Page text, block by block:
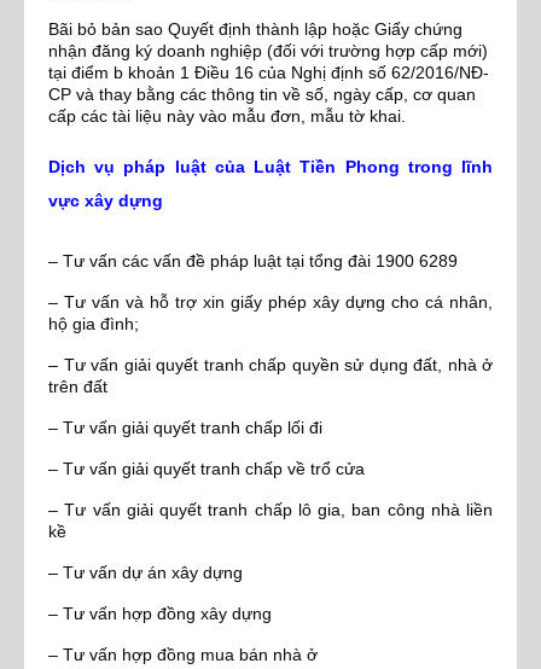
Bãi bỏ bản sao Quyết định thành lập hoặc Giấy chứng
nhận đăng ký doanh nghiệp (đối với trường hợp cấp mới)
tại điểm b khoản 1 Điều 16 của Nghị định số 62/2016/NĐ-
CP và thay bằng các thông tin về số, ngày cấp, cơ quan
cấp các tài liệu này vào mẫu đơn, mẫu tờ khai.
Dịch vụ pháp luật của Luật Tiền Phong trong lĩnh
vực xây dựng
– Tư vấn các vấn đề pháp luật tại tổng đài 1900 6289
– Tư vấn và hỗ trợ xin giấy phép xây dựng cho cá nhân,
hộ gia đình;
– Tư vấn giải quyết tranh chấp quyền sử dụng đất, nhà ở
trên đất
– Tư vấn giải quyết tranh chấp lối đi
– Tư vấn giải quyết tranh chấp về trổ cửa
– Tư vấn giải quyết tranh chấp lô gia, ban công nhà liền
kề
– Tư vấn dự án xây dựng
– Tư vấn hợp đồng xây dựng
– Tư vấn hợp đồng mua bán nhà ở